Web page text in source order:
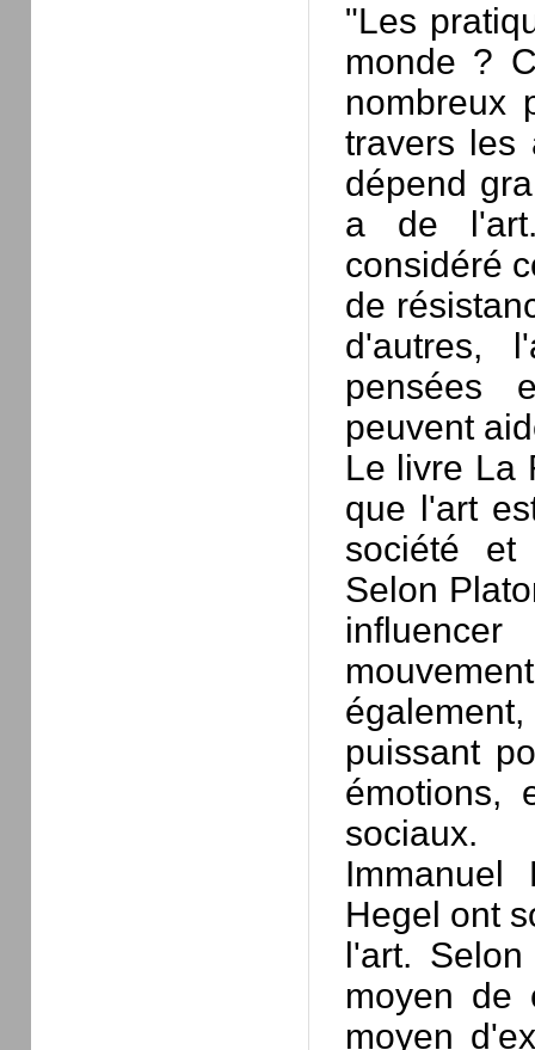
"Les
monde ?
nombreux
travers les
dépend
a de
considéré
de
d'autres,
pensées
peuvent
Le livre La
que l'art
société
Selon
puissant
émotions,
sociaux.
Immanuel
Hegel ont
l'art.
moyen de
moyen